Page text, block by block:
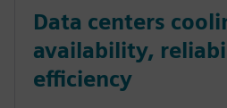
Data centers
availability,
efficiency